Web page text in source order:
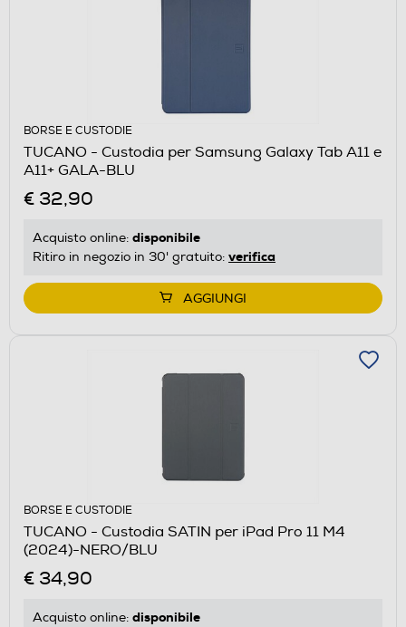
BORSE E CUSTODIE
TUCANO - Custodia per Samsung Galaxy Tab A11 e
A11+ GALA-BLU
€ 32,90
Acquisto online: disponibile
Ritiro in negozio in 30' gratuito: verifica
AGGIUNGI
BORSE E CUSTODIE
TUCANO - Custodia SATIN per iPad Pro 11 M4
(2024)-NERO/BLU
€ 34,90
Acquisto online: disponibile